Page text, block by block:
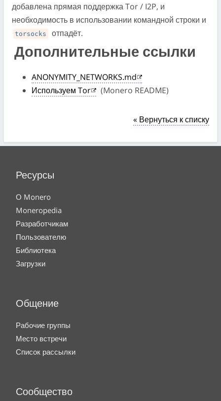
добавлена прямая поддержка Tor / I2P, и
необходимость в использовании командной строки и
torsocks отпадёт.
Дополнительные ссылки
ANONYMITY_NETWORKS.md
Используем Tor
(Monero README)
« Вернуться к списку
Ресурсы
О Monero
Moneropedia
Разработчикам
Пользователю
Библиотека
Загрузки
Общение
Рабочие группы
Место встречи
Список рассылки
Сообщество